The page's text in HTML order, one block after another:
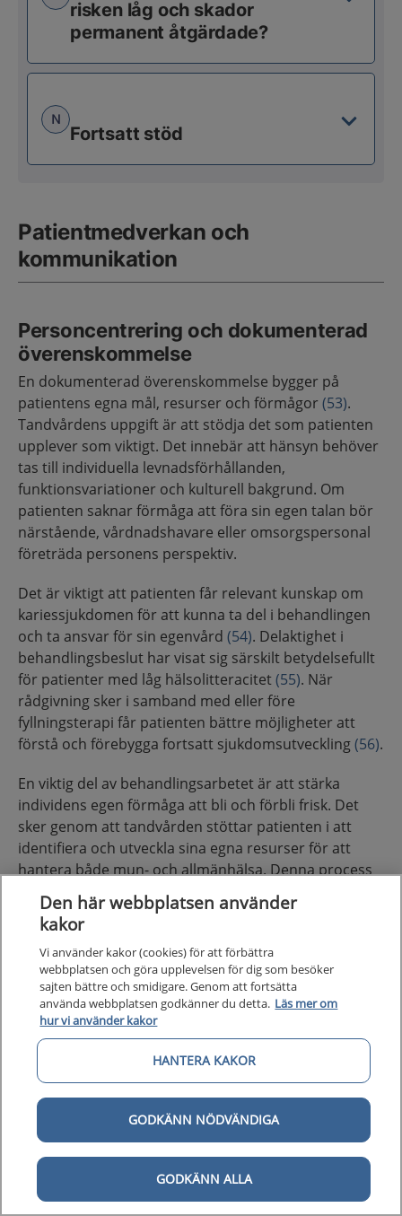
risken låg och skador
permanent åtgärdade?
N
Fortsatt stöd
Patientmedverkan och
kommunikation
Personcentrering och dokumenterad
överenskommelse
En dokumenterad överenskommelse bygger på
patientens egna mål, resurser och förmågor (53).
Tandvårdens uppgift är att stödja det som patienten
upplever som viktigt. Det innebär att hänsyn behöver
tas till individuella levnadsförhållanden,
funktionsvariationer och kulturell bakgrund. Om
patienten saknar förmåga att föra sin egen talan bör
närstående, vårdnadshavare eller omsorgspersonal
företräda personens perspektiv.
Det är viktigt att patienten får relevant kunskap om
kariessjukdomen för att kunna ta del i behandlingen
och ta ansvar för sin egenvård (54). Delaktighet i
behandlingsbeslut har visat sig särskilt betydelsefullt
för patienter med låg hälsolitteracitet(55). När
rådgivning sker i samband med eller före
fyllningsterapi får patienten bättre möjligheter att
förstå och förebygga fortsatt sjukdomsutveckling(56).
En viktig del av behandlingsarbetet är att stärka
individens egen förmåga att bli och förbli frisk. Det
sker genom att tandvården stöttar patienten i att
identifiera och utveckla sina egna resurser för att
hantera både mun- och allmänhälsa. Denna process
förutsätter en tandvårdsrelaterad arbetsallians, ett
partnerskap mellan behandlare och patient
Patientens behandlingsmål kan inkludera:
smärtfrihet
acceptabel estetik
minskade kostnader
god tuggfunktion
inaktiv kariessjukdom
generell förbättring av munhälsa.
I samtalet kan det också framkomma hur motiverad
patienten är till förändringar i levnadsvanor samt om
hen önskar stöd i denna process.
Den här webbplatsen använder
kakor
Vi använder kakor (cookies) för att förbättra
webbplatsen och göra upplevelsen för dig som besöker
sajten bättre och smidigare. Genom att fortsätta
använda webbplatsen godkänner du detta. Läs mer om
hur vi använder kakor
HANTERA KAKOR
GODKÄNN NÖDVÄNDIGA
GODKÄNN ALLA